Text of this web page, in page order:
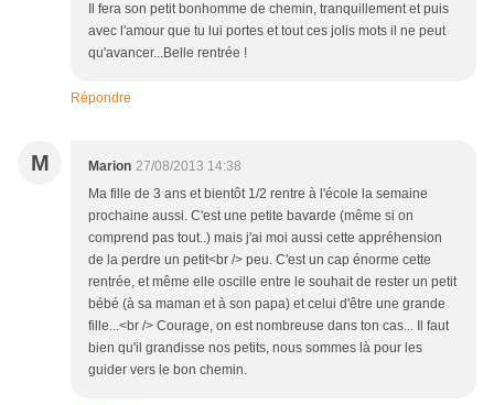
Il fera son petit bonhomme de chemin, tranquillement et puis
avec l'amour que tu lui portes et tout ces jolis mots il ne peut
qu'avancer...Belle rentrée !
Répondre
M Marion 27/08/2013 14:38
Ma fille de 3 ans et bientôt 1/2 rentre à l'école la semaine
prochaine aussi. C'est une petite bavarde (même si on
comprend pas tout..) mais j'ai moi aussi cette appréhension
de la perdre un petit<br /> peu. C'est un cap énorme cette
rentrée, et même elle oscille entre le souhait de rester un petit
bébé (à sa maman et à son papa) et celui d'être une grande
fille...<br /> Courage, on est nombreuse dans ton cas... Il faut
bien qu'il grandisse nos petits, nous sommes là pour les
guider vers le bon chemin.